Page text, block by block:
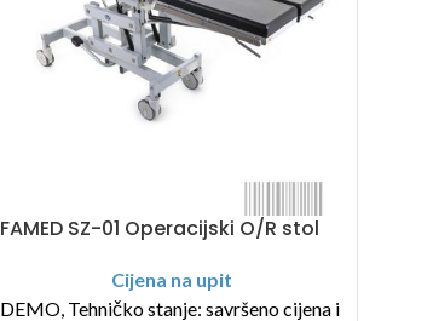
FAMED SZ-01 Operacijski O/R stol
Cijena na upit
DEMO, Tehničko stanje: savršeno cijena i